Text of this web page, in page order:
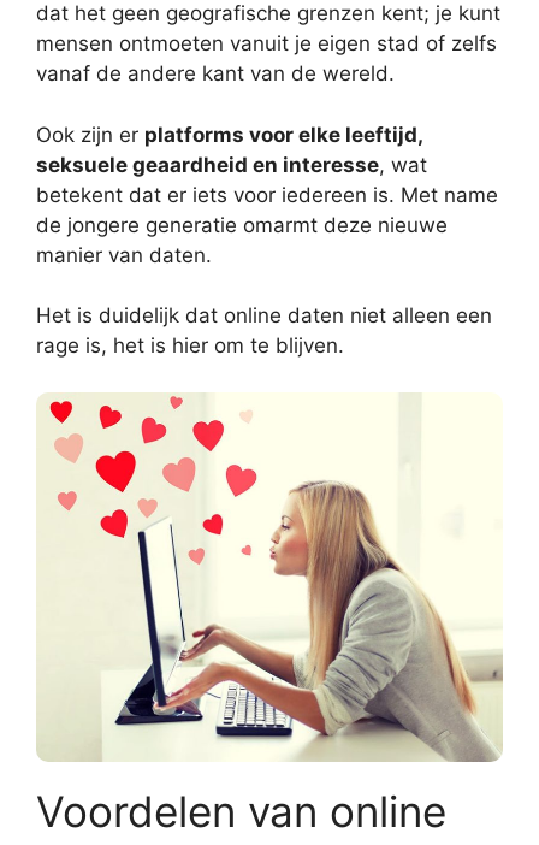
dat het geen geografische grenzen kent; je kunt
mensen ontmoeten vanuit je eigen stad of zelfs
vanaf de andere kant van de wereld.
Ook zijn er platforms voor elke leeftijd,
seksuele geaardheid en interesse, wat
betekent dat er iets voor iedereen is. Met name
de jongere generatie omarmt deze nieuwe
manier van daten.
Het is duidelijk dat online daten niet alleen een
rage is, het is hier om te blijven.
Voordelen van online